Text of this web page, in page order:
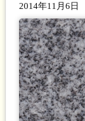
2014年11月6日